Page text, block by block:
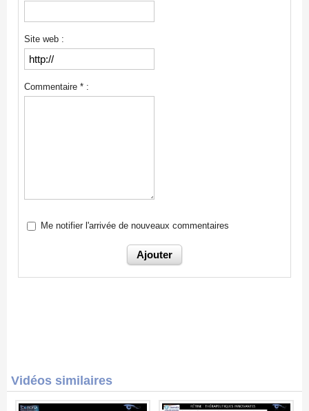
Vidéos similaires
Site web :
Commentaire * :
Me notifier l'arrivée de nouveaux commentaires